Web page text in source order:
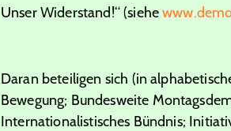
Unser Widerstand!“ (siehe
Daran beteiligen sich (in
Bewegung; Bundesweite
Internationalistisches Bündnis;